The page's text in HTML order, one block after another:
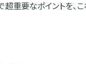
ご紹介
超重要なポイントを